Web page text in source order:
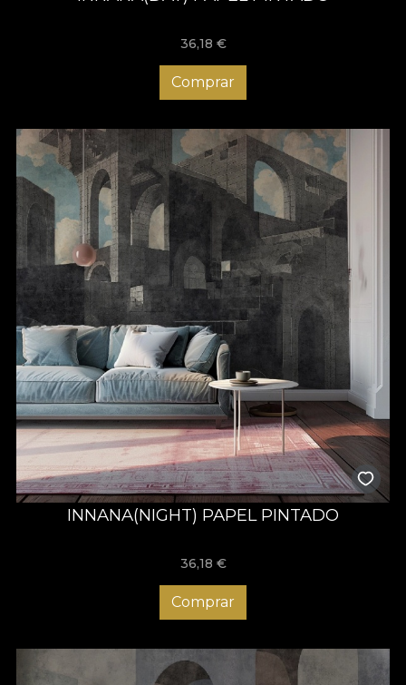
36,18 €
Comprar
INNANA(NIGHT) PAPEL PINTADO
36,18 €
Comprar